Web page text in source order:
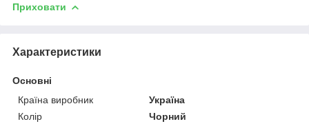
Приховати
Характеристики
Основні
Країна виробник
Україна
Колір
Чорний